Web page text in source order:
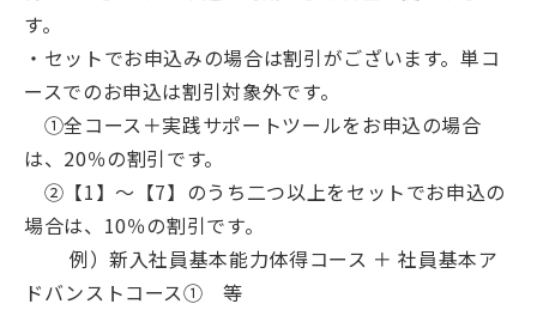
す。
・セットでお申込みの場合は割引がございます。単コ
ースでのお申込は割引対象外です。
①全コース＋実践サポートツールをお申込の場合
は、20％の割引です。
②【1】～【7】のうち二つ以上をセットでお申込の
場合は、10％の割引です。
例）新入社員基本能力体得コース ＋ 社員基本ア
ドバンストコース① 等